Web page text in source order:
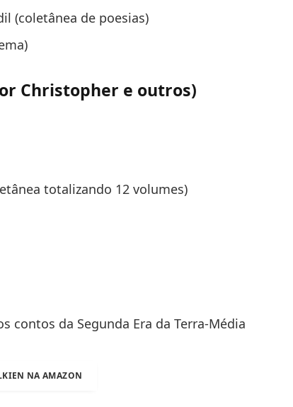
(coletânea de poesias)
Christopher e outros)
totalizando 12 volumes)
contos da Segunda Era da Terra-Média
NA AMAZON